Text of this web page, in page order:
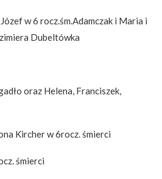
w 6 rocz.śm.Adamczak i Maria i
Dubeltówka
oraz Helena, Franciszek,
Kircher w 6rocz. śmierci
śmierci